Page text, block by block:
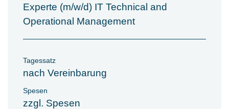
Experte (m/w/d) IT Technical and
Operational Management
Tagessatz
nach Vereinbarung
Spesen
zzgl. Spesen